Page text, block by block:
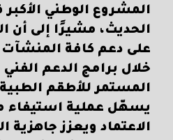
المشروع الوطني
الحديث، مشيرًا إلى أن
على دعم كافة
خلال برامج الدعم الفني
المستمر للأطقم الطبية
يسهّل عملية استيفاء
الاعتماد ويعزز جاهزية